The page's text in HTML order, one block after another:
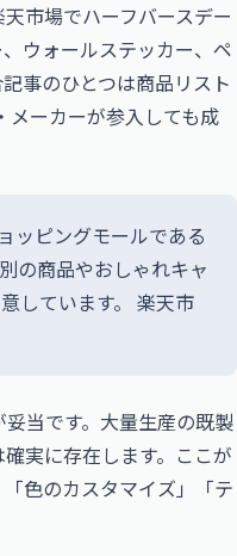
市場でハーフバースデー
ウォールステッカー、ペ
事のひとつは商品リスト
メーカーが参入しても成
ッピングモールである
の商品やおしゃれキャ
しています。 楽天市
当です。大量生産の既製
実に存在します。ここが
色のカスタマイズ」「テ